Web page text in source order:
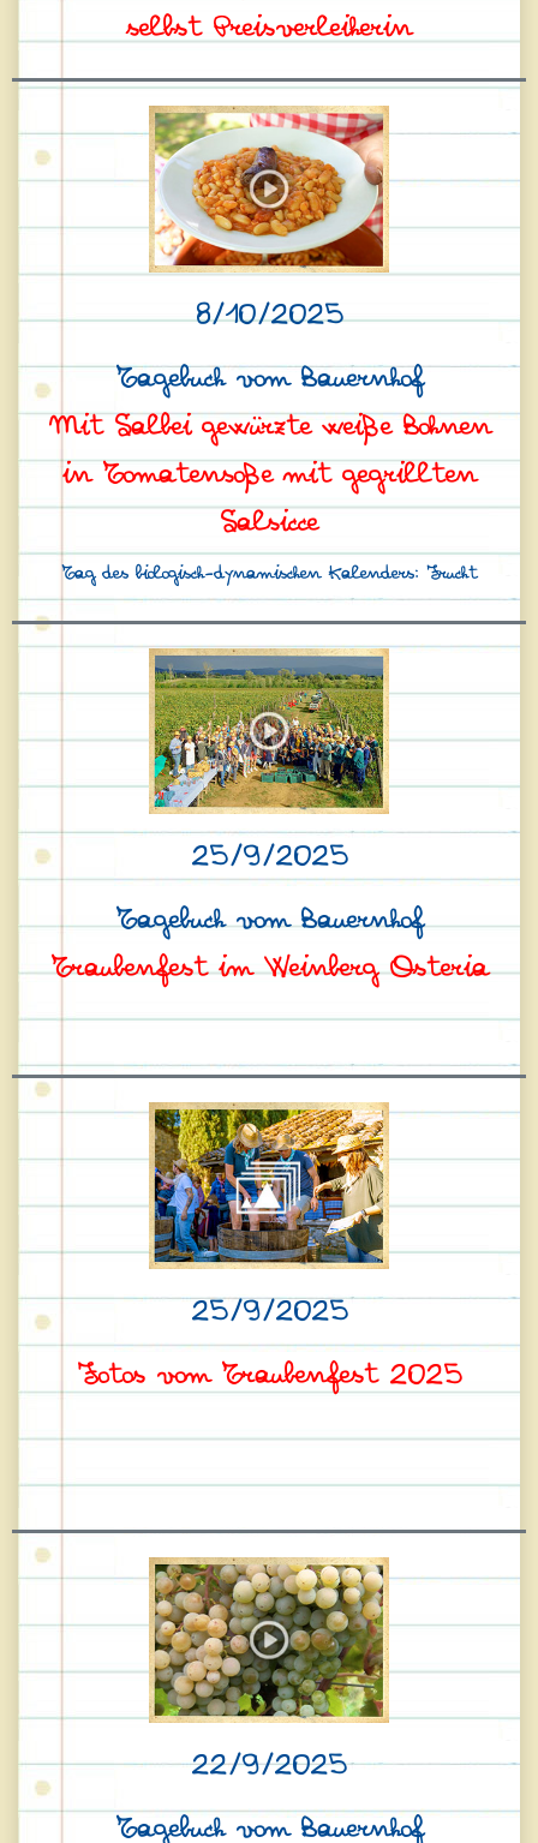
selbst Preisverleiherin
8/10/2025
Tagebuch vom Bauernhof
Mit Salbei gewürzte weiße Bohnen
in Tomatensoße mit gegrillten
Salsicce
Tag des biologisch-dynamischen Kalenders: Frucht
25/9/2025
Tagebuch vom Bauernhof
Traubenfest im Weinberg Osteria
25/9/2025
Fotos vom Traubenfest 2025
22/9/2025
Tagebuch vom Bauernhof